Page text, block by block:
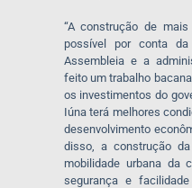
“A construção de
possível por conta
Assembleia e a
feito um trabalho
os investimentos do
Iúna terá melhores
desenvolvimento
disso, a construção
mobilidade urbana da
segurança e